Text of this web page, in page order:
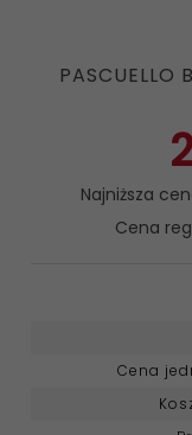
Najniższa
Cena
Cena